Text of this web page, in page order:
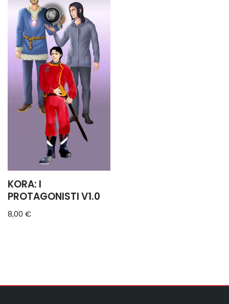
KORA: I
PROTAGONISTI V1.0
8,00 €